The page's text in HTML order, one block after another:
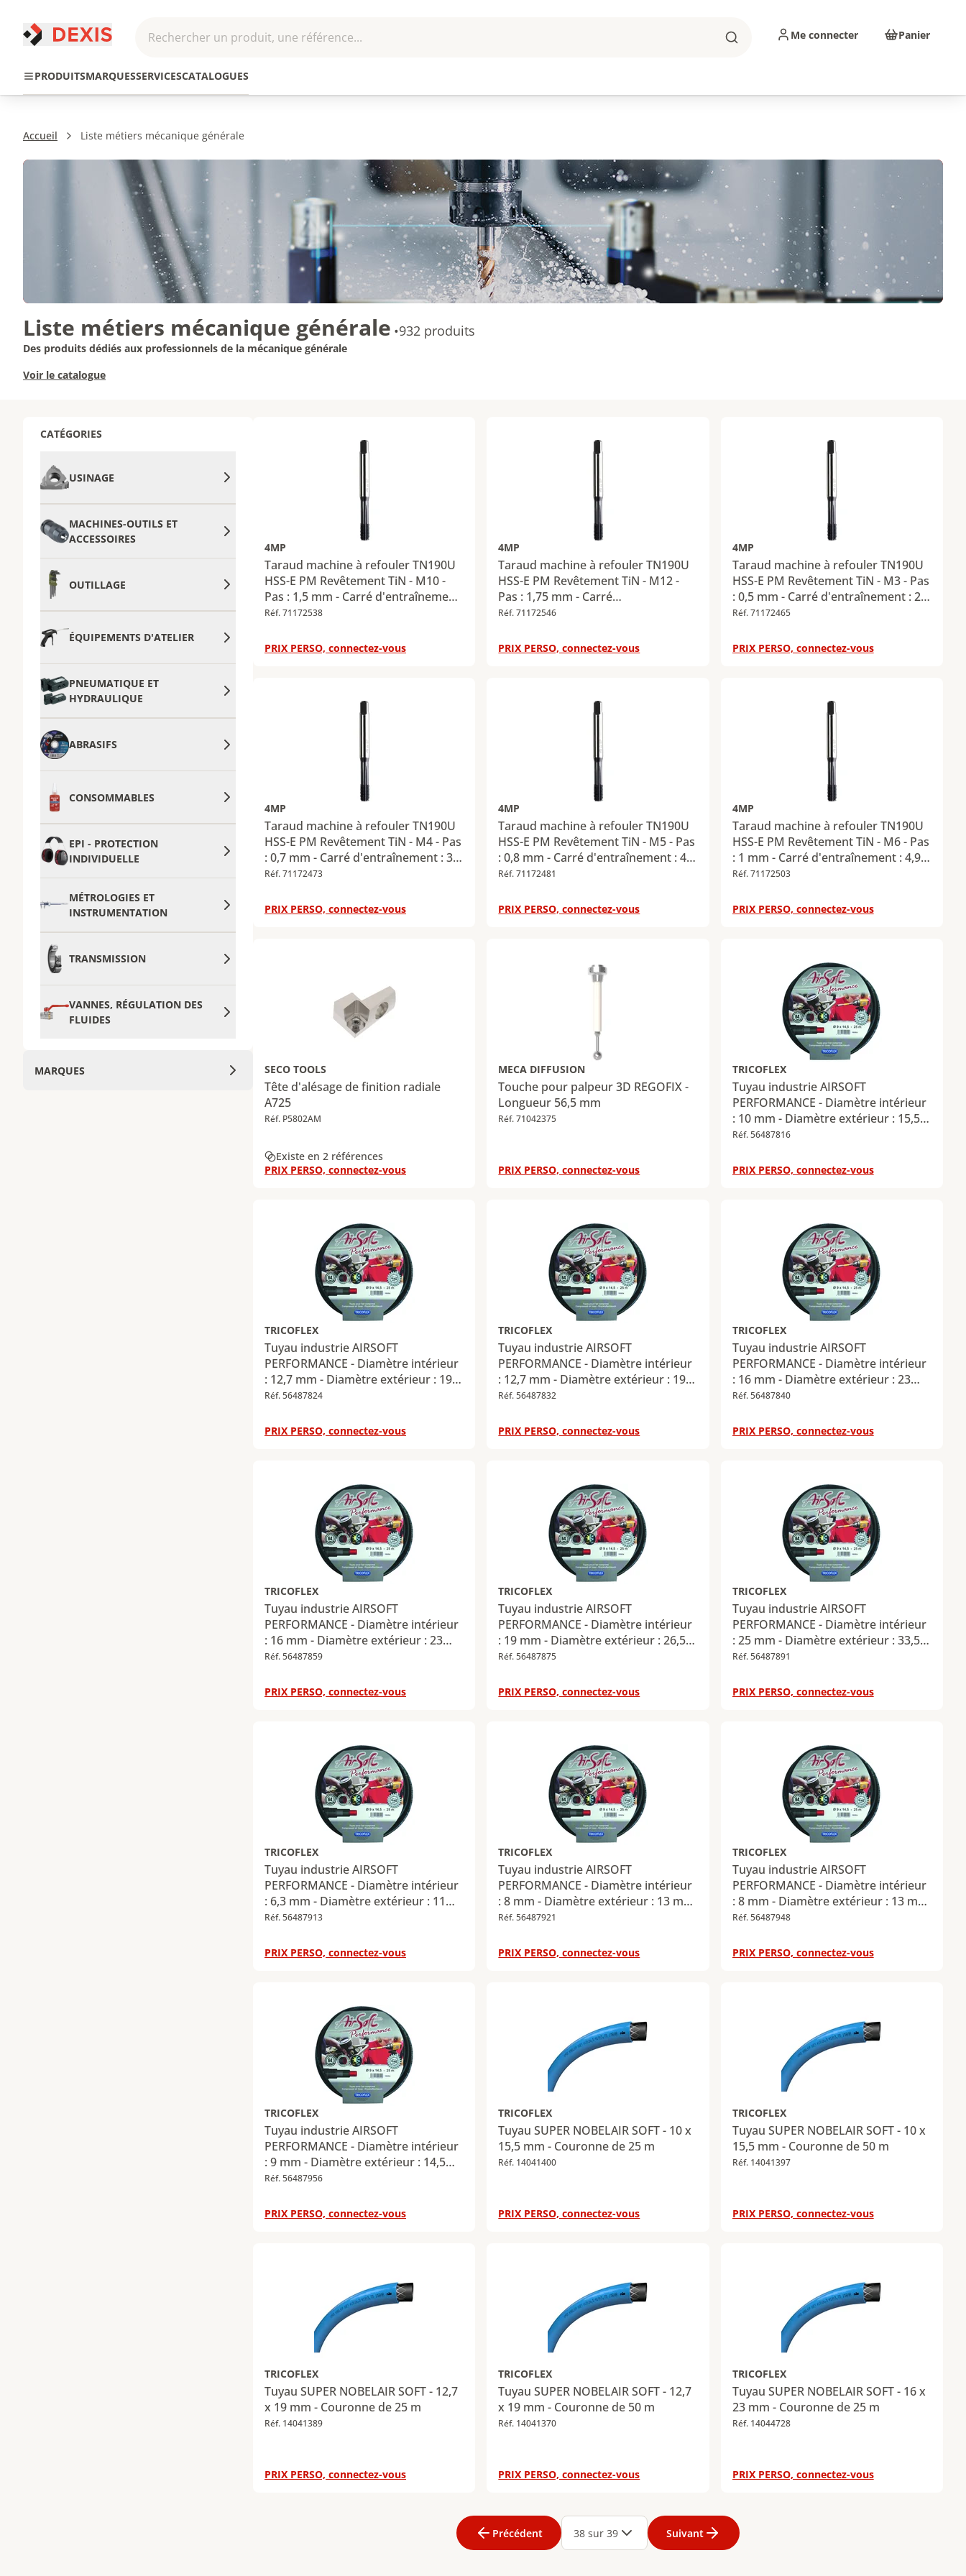
Rechercher un produit, une référence... Rechercher
Me connecter Panier
PRODUITSMARQUESSERVICESCATALOGUES
Transmission
Hydraulique
Accueil Liste métiers mécanique générale
Liste métiers mécanique générale •932 produits
Des produits dédiés aux professionnels de la mécanique générale
Voir le catalogue
CATÉGORIES
USINAGE
MACHINES-OUTILS ET
ACCESSOIRES
OUTILLAGE
ÉQUIPEMENTS D'ATELIER
PNEUMATIQUE ET
HYDRAULIQUE
ABRASIFS
CONSOMMABLES
EPI - PROTECTION
INDIVIDUELLE
MÉTROLOGIES ET
INSTRUMENTATION
TRANSMISSION
VANNES, RÉGULATION DES
FLUIDES
MARQUES
4MP
Taraud machine à refouler TN190U
HSS-E PM Revêtement TiN - M10 -
Pas : 1,5 mm - Carré d'entraînement
: 8 mm
Réf. 71172538
PRIX PERSO, connectez-vous
4MP
Taraud machine à refouler TN190U
HSS-E PM Revêtement TiN - M12 -
Pas : 1,75 mm - Carré
d'entraînement : 7 mm
Réf. 71172546
PRIX PERSO, connectez-vous
4MP
Taraud machine à refouler TN190U
HSS-E PM Revêtement TiN - M3 - Pas
: 0,5 mm - Carré d'entraînement : 2,7
mm
Réf. 71172465
PRIX PERSO, connectez-vous
4MP
Taraud machine à refouler TN190U
HSS-E PM Revêtement TiN - M4 - Pas
: 0,7 mm - Carré d'entraînement : 3,4
mm
Réf. 71172473
PRIX PERSO, connectez-vous
4MP
Taraud machine à refouler TN190U
HSS-E PM Revêtement TiN - M5 - Pas
: 0,8 mm - Carré d'entraînement : 4,9
mm
Réf. 71172481
PRIX PERSO, connectez-vous
4MP
Taraud machine à refouler TN190U
HSS-E PM Revêtement TiN - M6 - Pas
: 1 mm - Carré d'entraînement : 4,9
mm
Réf. 71172503
PRIX PERSO, connectez-vous
SECO TOOLS
Tête d'alésage de finition radiale
A725
Réf. P5802AM
Existe en 2 références
PRIX PERSO, connectez-vous
MECA DIFFUSION
Touche pour palpeur 3D REGOFIX -
Longueur 56,5 mm
Réf. 71042375
PRIX PERSO, connectez-vous
TRICOFLEX
Tuyau industrie AIRSOFT
PERFORMANCE - Diamètre intérieur
: 10 mm - Diamètre extérieur : 15,5
mm - Longueur : 50 m
Réf. 56487816
PRIX PERSO, connectez-vous
TRICOFLEX
Tuyau industrie AIRSOFT
PERFORMANCE - Diamètre intérieur
: 12,7 mm - Diamètre extérieur : 19
mm - Longueur : 25 m
Réf. 56487824
PRIX PERSO, connectez-vous
TRICOFLEX
Tuyau industrie AIRSOFT
PERFORMANCE - Diamètre intérieur
: 12,7 mm - Diamètre extérieur : 19
mm - Longueur : 50 m
Réf. 56487832
PRIX PERSO, connectez-vous
TRICOFLEX
Tuyau industrie AIRSOFT
PERFORMANCE - Diamètre intérieur
: 16 mm - Diamètre extérieur : 23
mm - Longueur : 25 m
Réf. 56487840
PRIX PERSO, connectez-vous
TRICOFLEX
Tuyau industrie AIRSOFT
PERFORMANCE - Diamètre intérieur
: 16 mm - Diamètre extérieur : 23
mm - Longueur : 50 m
Réf. 56487859
PRIX PERSO, connectez-vous
TRICOFLEX
Tuyau industrie AIRSOFT
PERFORMANCE - Diamètre intérieur
: 19 mm - Diamètre extérieur : 26,5
mm - Longueur : 50 m
Réf. 56487875
PRIX PERSO, connectez-vous
TRICOFLEX
Tuyau industrie AIRSOFT
PERFORMANCE - Diamètre intérieur
: 25 mm - Diamètre extérieur : 33,5
mm - Longueur : 50 m
Réf. 56487891
PRIX PERSO, connectez-vous
TRICOFLEX
Tuyau industrie AIRSOFT
PERFORMANCE - Diamètre intérieur
: 6,3 mm - Diamètre extérieur : 11
mm - Longueur : 50 m
Réf. 56487913
PRIX PERSO, connectez-vous
TRICOFLEX
Tuyau industrie AIRSOFT
PERFORMANCE - Diamètre intérieur
: 8 mm - Diamètre extérieur : 13 mm
- Longueur : 25 m
Réf. 56487921
PRIX PERSO, connectez-vous
TRICOFLEX
Tuyau industrie AIRSOFT
PERFORMANCE - Diamètre intérieur
: 8 mm - Diamètre extérieur : 13 mm
- Longueur : 50 m
Réf. 56487948
PRIX PERSO, connectez-vous
TRICOFLEX
Tuyau industrie AIRSOFT
PERFORMANCE - Diamètre intérieur
: 9 mm - Diamètre extérieur : 14,5
mm - Longueur : 25 m
Réf. 56487956
PRIX PERSO, connectez-vous
TRICOFLEX
Tuyau SUPER NOBELAIR SOFT - 10 x
15,5 mm - Couronne de 25 m
Réf. 14041400
PRIX PERSO, connectez-vous
TRICOFLEX
Tuyau SUPER NOBELAIR SOFT - 10 x
15,5 mm - Couronne de 50 m
Réf. 14041397
PRIX PERSO, connectez-vous
TRICOFLEX
Tuyau SUPER NOBELAIR SOFT - 12,7
x 19 mm - Couronne de 25 m
Réf. 14041389
PRIX PERSO, connectez-vous
TRICOFLEX
Tuyau SUPER NOBELAIR SOFT - 12,7
x 19 mm - Couronne de 50 m
Réf. 14041370
PRIX PERSO, connectez-vous
TRICOFLEX
Tuyau SUPER NOBELAIR SOFT - 16 x
23 mm - Couronne de 25 m
Réf. 14044728
PRIX PERSO, connectez-vous
Précédent 38 sur 39 Suivant